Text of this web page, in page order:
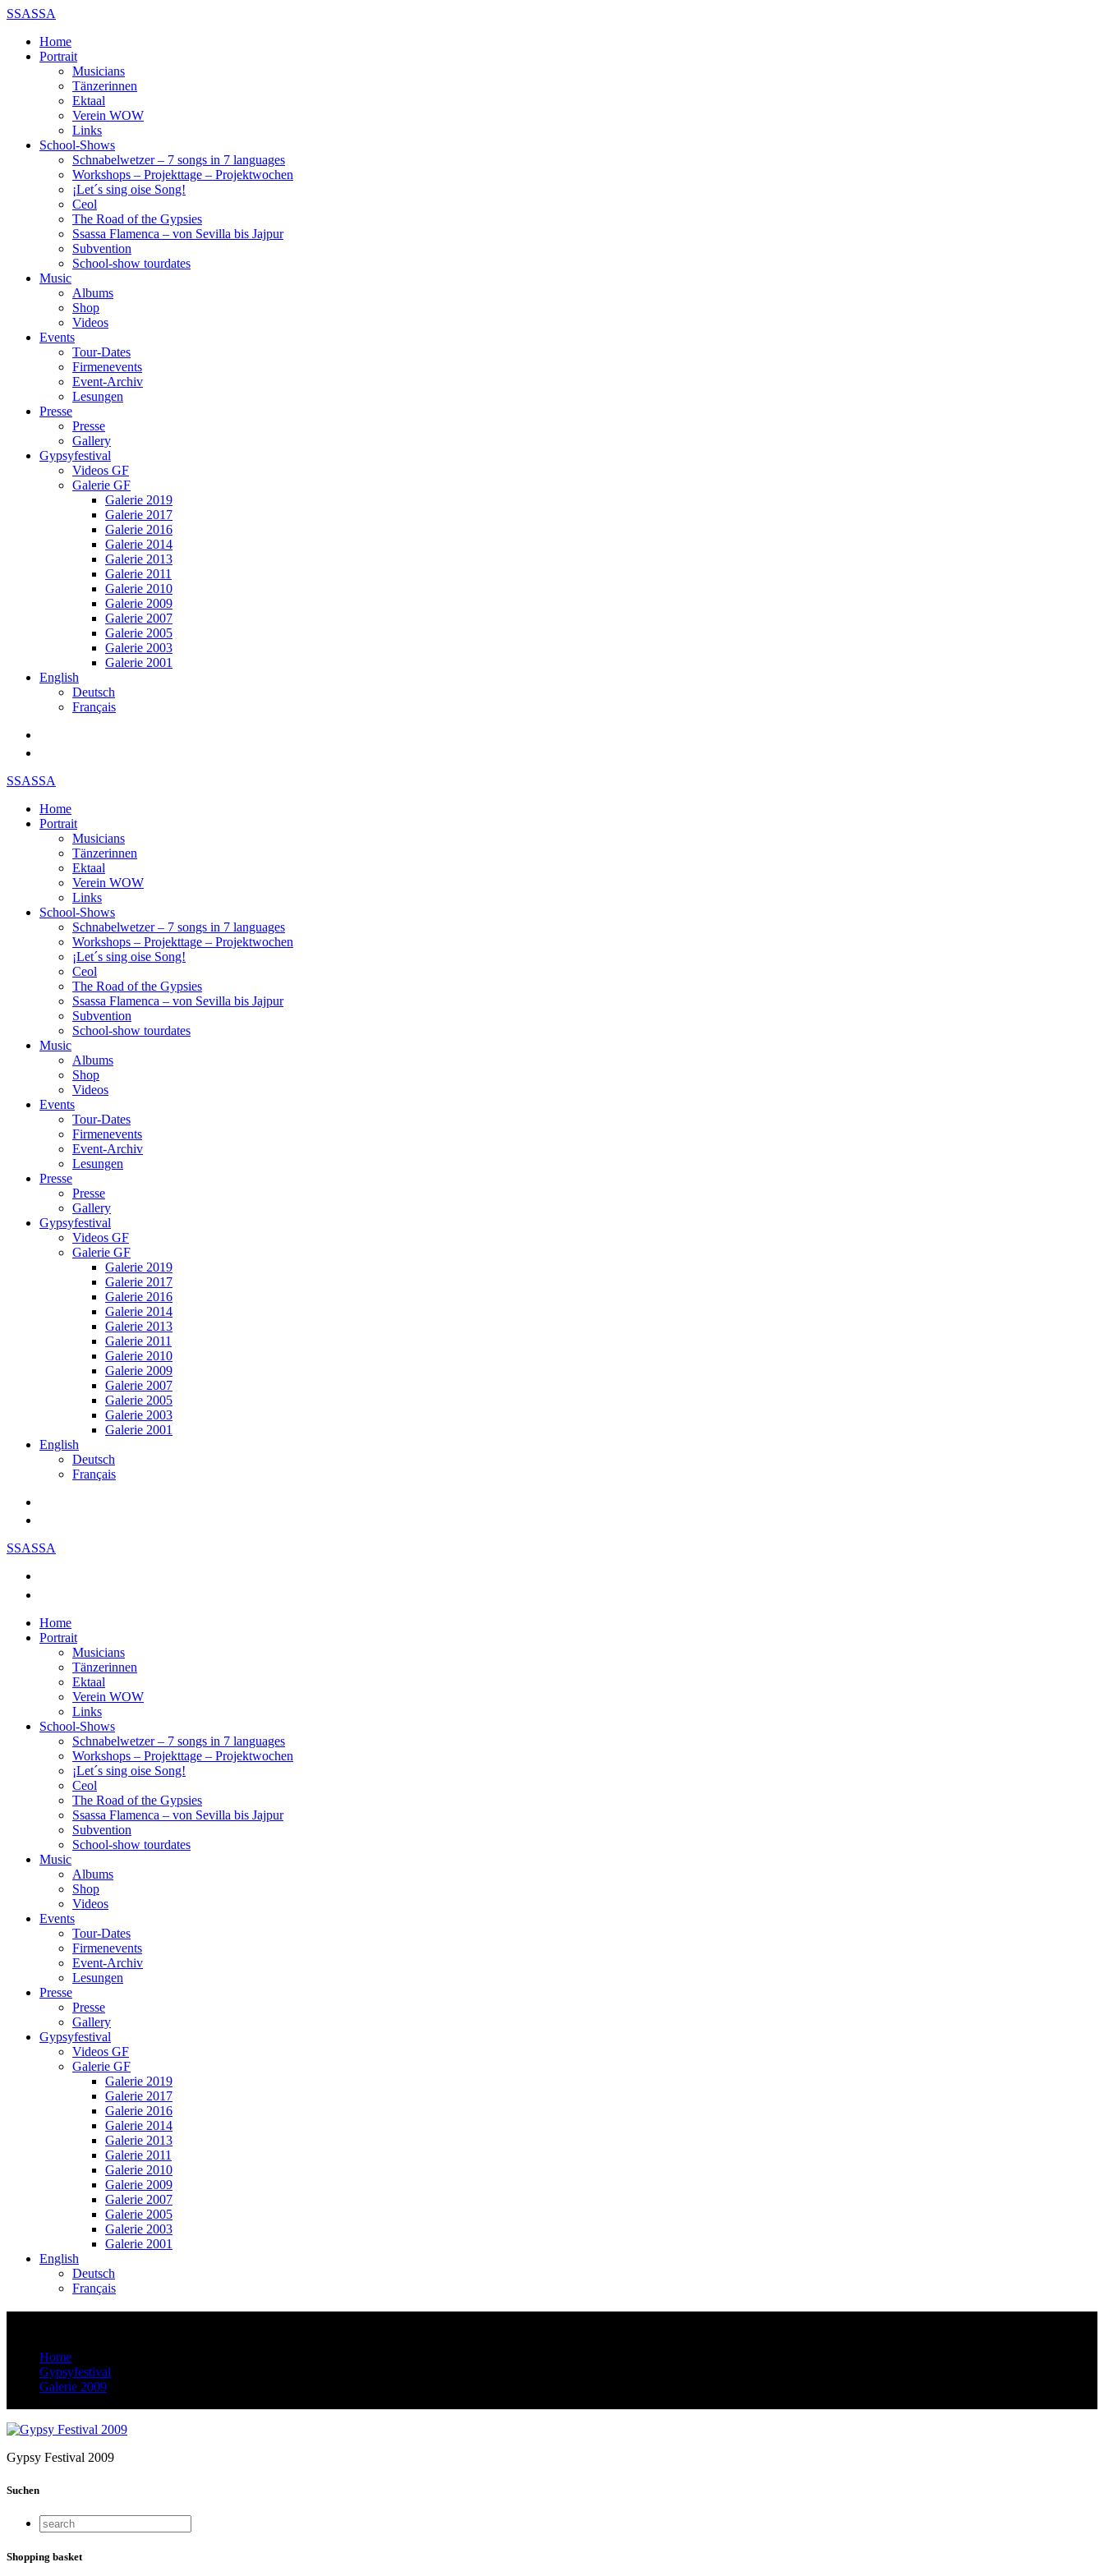
SSASSA
Home
Portrait
Musicians
Tänzerinnen
Ektaal
Verein WOW
Links
School-Shows
Schnabelwetzer – 7 songs in 7 languages
Workshops – Projekttage – Projektwochen
¡Let´s sing oise Song!
Ceol
The Road of the Gypsies
Ssassa Flamenca – von Sevilla bis Jajpur
Subvention
School-show tourdates
Music
Albums
Shop
Videos
Events
Tour-Dates
Firmenevents
Event-Archiv
Lesungen
Presse
Presse
Gallery
Gypsyfestival
Videos GF
Galerie GF
Galerie 2019
Galerie 2017
Galerie 2016
Galerie 2014
Galerie 2013
Galerie 2011
Galerie 2010
Galerie 2009
Galerie 2007
Galerie 2005
Galerie 2003
Galerie 2001
English
Deutsch
Français
SSASSA
Home
Portrait
Musicians
Tänzerinnen
Ektaal
Verein WOW
Links
School-Shows
Schnabelwetzer – 7 songs in 7 languages
Workshops – Projekttage – Projektwochen
¡Let´s sing oise Song!
Ceol
The Road of the Gypsies
Ssassa Flamenca – von Sevilla bis Jajpur
Subvention
School-show tourdates
Music
Albums
Shop
Videos
Events
Tour-Dates
Firmenevents
Event-Archiv
Lesungen
Presse
Presse
Gallery
Gypsyfestival
Videos GF
Galerie GF
Galerie 2019
Galerie 2017
Galerie 2016
Galerie 2014
Galerie 2013
Galerie 2011
Galerie 2010
Galerie 2009
Galerie 2007
Galerie 2005
Galerie 2003
Galerie 2001
English
Deutsch
Français
SSASSA
Home
Portrait
Musicians
Tänzerinnen
Ektaal
Verein WOW
Links
School-Shows
Schnabelwetzer – 7 songs in 7 languages
Workshops – Projekttage – Projektwochen
¡Let´s sing oise Song!
Ceol
The Road of the Gypsies
Ssassa Flamenca – von Sevilla bis Jajpur
Subvention
School-show tourdates
Music
Albums
Shop
Videos
Events
Tour-Dates
Firmenevents
Event-Archiv
Lesungen
Presse
Presse
Gallery
Gypsyfestival
Videos GF
Galerie GF
Galerie 2019
Galerie 2017
Galerie 2016
Galerie 2014
Galerie 2013
Galerie 2011
Galerie 2010
Galerie 2009
Galerie 2007
Galerie 2005
Galerie 2003
Galerie 2001
English
Deutsch
Français
Home
Gypsyfestival
Galerie 2009
Gypsy Festival 2009
Suchen
Shopping basket